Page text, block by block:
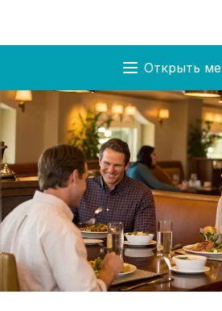
Открыть